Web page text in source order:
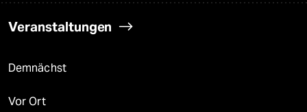
Veranstaltungen
Demnächst
Vor Ort